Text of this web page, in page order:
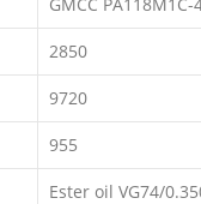
2850
9720
955
Ester oil VG74/